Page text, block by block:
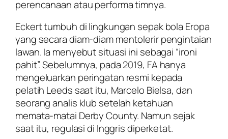
perencanaan atau performa timnya.
Eckert tumbuh di lingkungan sepak bola Eropa
yang secara diam-diam mentolerir pengintaian
lawan. Ia menyebut situasi ini sebagai “ironi
pahit”. Sebelumnya, pada 2019, FA hanya
mengeluarkan peringatan resmi kepada
pelatih Leeds saat itu, Marcelo Bielsa, dan
seorang analis klub setelah ketahuan
memata-matai Derby County. Namun sejak
saat itu, regulasi di Inggris diperketat.